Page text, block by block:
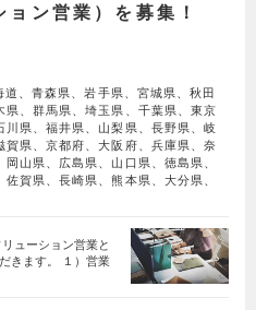
ン営業）を募集！
道、青森県、岩手県、宮城県、秋田
、群馬県、埼玉県、千葉県、東京
県、福井県、山梨県、長野県、岐
県、京都府、大阪府、兵庫県、奈
山県、広島県、山口県、徳島県、
賀県、長崎県、熊本県、大分県、
ューション営業と
きます。 １）営業